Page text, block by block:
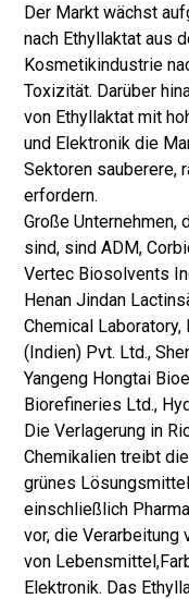
Der Markt wächst
nach Ethyllaktat aus
Kosmetikindustrie
Toxizität. Darüber
von Ethyllaktat mit
und Elektronik die
Sektoren sauberere,
erfordern.
Große
sind, sind ADM,
Vertec Biosolvents
Henan Jindan
Chemical
(Indien) Pvt. Ltd.,
Yangeng Hongtai
Biorefineries Ltd.,
Die Verlagerung in
Chemikalien treibt
grünes
einschließlich
vor, die Verarbeitung
von Lebensmittel,
Elektronik. Das